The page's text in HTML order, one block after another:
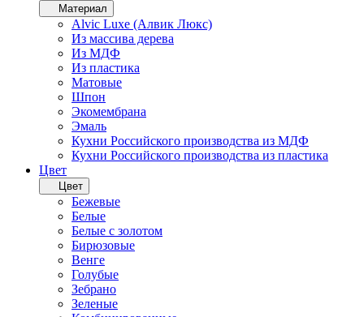
Материал
Alvic Luxe (Алвик Люкс)
Из массива дерева
Из МДФ
Из пластика
Матовые
Шпон
Экомембрана
Эмаль
Кухни Российского производства из МДФ
Кухни Российского производства из пластика
Цвет
Цвет
Бежевые
Белые
Белые с золотом
Бирюзовые
Венге
Голубые
Зебрано
Зеленые